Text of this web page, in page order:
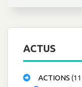
ACTUS
ACTIONS